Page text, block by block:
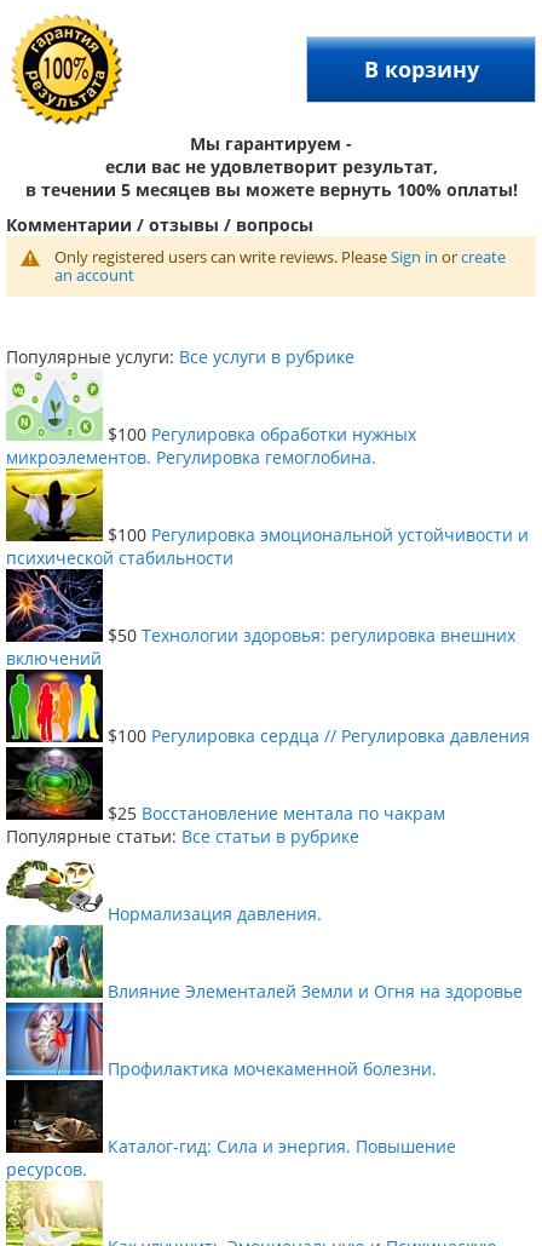
В корзину
Мы гарантируем -
если вас не удовлетворит результат,
в течении 5 месяцев вы можете вернуть 100% оплаты!
Комментарии / отзывы / вопросы
Only registered users can write reviews. PleaseSign in orcreate
an account
Популярные услуги: Все услуги в рубрике
$100 Регулировка обработки нужных
микроэлементов. Регулировка гемоглобина.
$100 Регулировка эмоциональной устойчивости и
психической стабильности
$50 Технологии здоровья: регулировка внешних
включений
$100 Регулировка сердца // Регулировка давления
$25 Восстановление ментала по чакрам
Популярные статьи: Все статьи в рубрике
Нормализация давления.
Влияние Элементалей Земли и Огня на здоровье
Профилактика мочекаменной болезни.
Каталог-гид: Сила и энергия. Повышение
ресурсов.